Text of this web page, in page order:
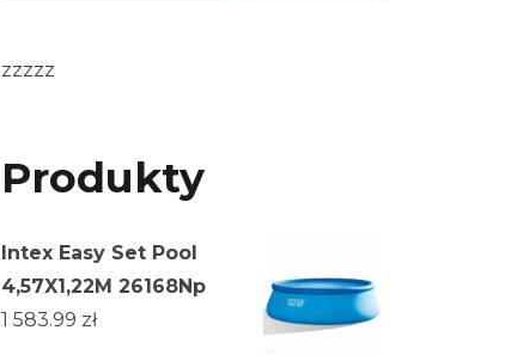
zzzzz
Produkty
Intex Easy Set Pool
4,57X1,22M 26168Np
1 583.99 zł